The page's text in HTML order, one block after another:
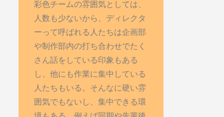
彩色チームの雰囲気としては、
人数も少ないから、ディレクタ
ーって呼ばれる人たちは企画部
や制作部内の打ち合わせでたく
さん話をしている印象もある
し、他にも作業に集中している
人たちもいる。そんなに硬い雰
囲気でもないし、集中できる環